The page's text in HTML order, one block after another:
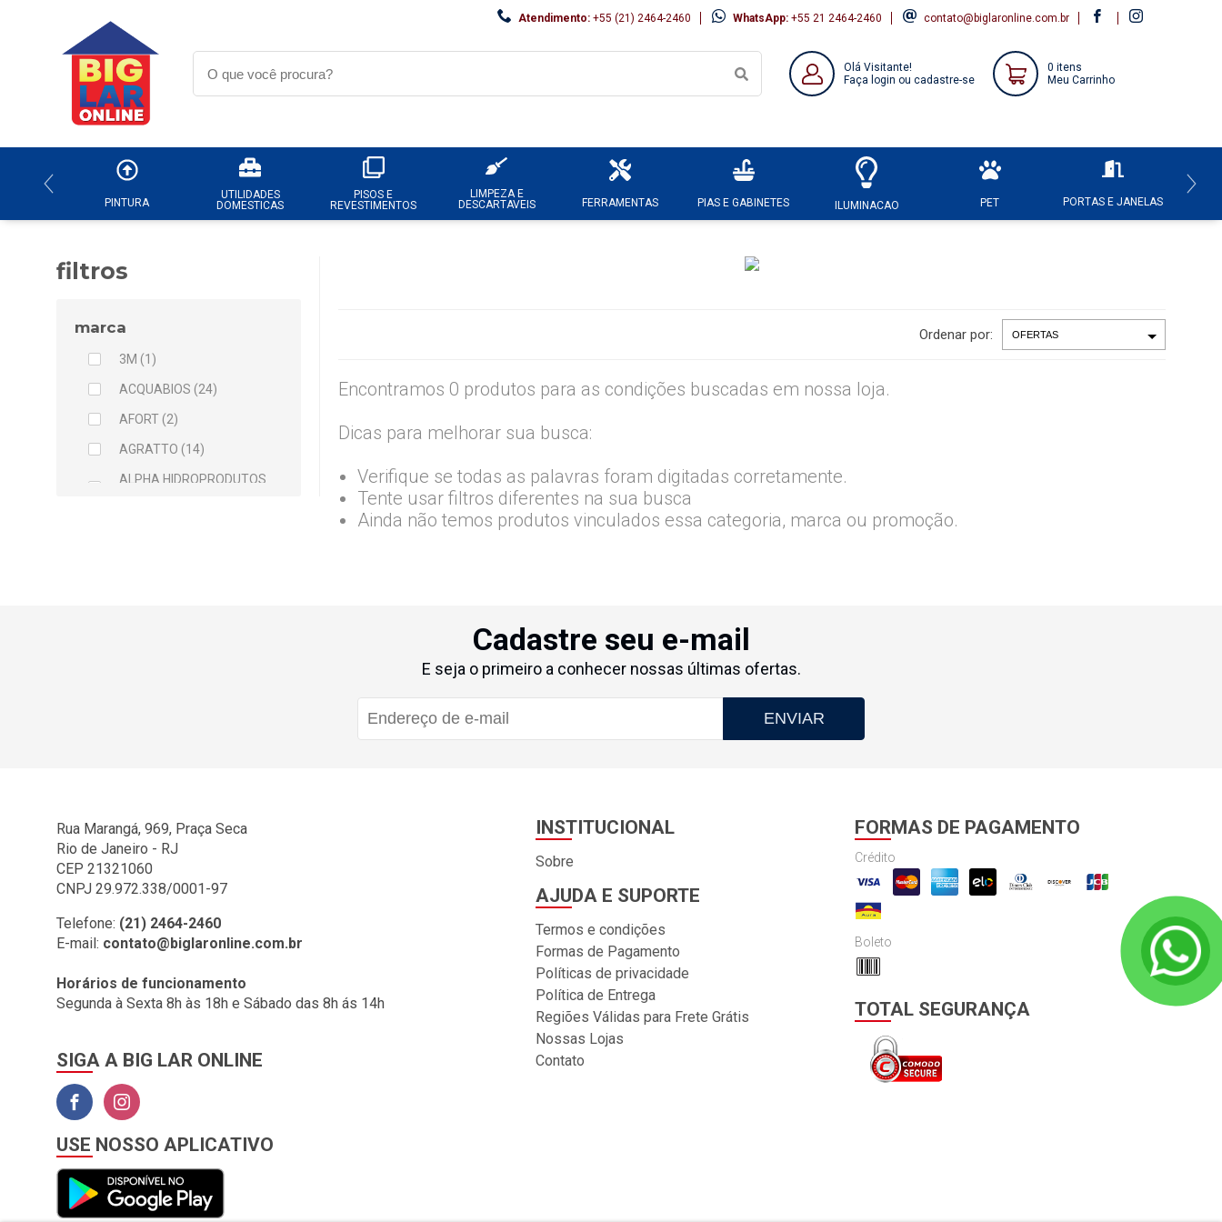
Atendimento: +55 (21) 2464-2460 WhatsApp: +55 21 2464-2460 contato@biglaronline.com.br
Olá Visitante!
Faça login ou cadastre-se
0 itens
Meu Carrinho
PINTURA
UTILIDADES
DOMESTICAS
PISOS E
REVESTIMENTOS
LIMPEZA E
DESCARTAVEIS
FERRAMENTAS PIAS E GABINETES ILUMINACAO PET PORTAS E JANELAS
filtros
marca
3M (1)
ACQUABIOS (24)
AFORT (2)
AGRATTO (14)
ALPHA HIDROPRODUTOS
BIG LAR (1)
BOMBRIL (2)
BOTAFOGO (3)
BRASILIT (1)
BRONZEARTE (4)
CERAL (35)
CLINCK COMERCIO DE
COLGATE (1)
COMEP (1)
CORTAG (1)
COZIMAX (63)
Ordenar por:
Encontramos 0 produtos para as condições buscadas em nossa loja.
Dicas para melhorar sua busca:
Verifique se todas as palavras foram digitadas corretamente.
Tente usar filtros diferentes na sua busca
Ainda não temos produtos vinculados essa categoria, marca ou promoção.
Cadastre seu e-mail
E seja o primeiro a conhecer nossas últimas ofertas.
ENVIAR
Rua Marangá, 969, Praça Seca
Rio de Janeiro - RJ
CEP 21321060
CNPJ 29.972.338/0001-97
Telefone: (21) 2464-2460
E-mail: contato@biglaronline.com.br
Horários de funcionamento
Segunda à Sexta 8h às 18h e Sábado das 8h ás 14h
SIGA A BIG LAR ONLINE
INSTITUCIONAL
Sobre
AJUDA E SUPORTE
Termos e condições
Formas de Pagamento
Políticas de privacidade
Política de Entrega
Regiões Válidas para Frete Grátis
Nossas Lojas
Contato
FORMAS DE PAGAMENTO
Crédito
Boleto
TOTAL SEGURANÇA
USE NOSSO APLICATIVO